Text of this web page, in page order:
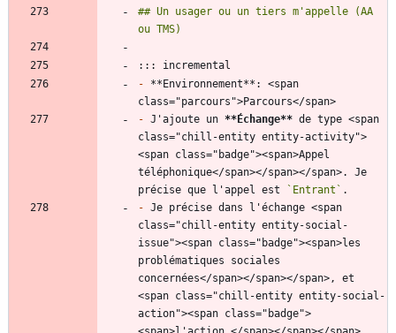
## Un usager ou un tiers m'appelle (AA
- **Environnement**: <span
- J'ajoute un **Échange** de type <span
class="chill-entity entity-activity">
<span class="badge"><span>Appel
téléphonique</span></span></span>. Je
précise que l'appel est
`Entrant`
- Je précise dans l'échange <span
class="chill-entity entity-social-
issue"><span class="badge"><span>les
problématiques sociales
concernées</span></span></span>, et
<span class="chill-entity entity-social-
action"><span class="badge">